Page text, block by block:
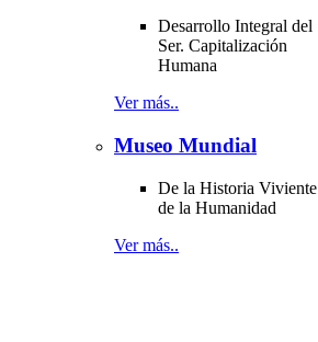
Desarrollo Integral del
Ser. Capitalización
Humana
Ver más..
Museo Mundial
De la Historia Viviente
de la Humanidad
Ver más..